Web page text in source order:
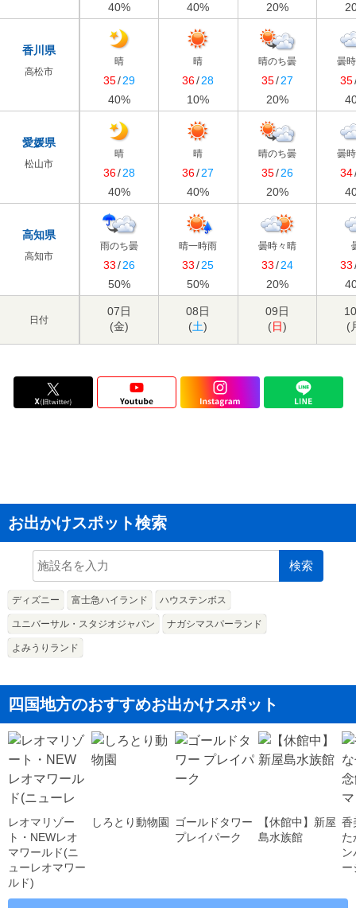
香川県
高松市
愛媛県
松山市
高知県
高知市
日付
40%
晴
35/29
40%
晴
36/28
40%
雨のち曇
33/26
50%
07日
(金)
40%
晴
36/28
10%
晴
36/27
40%
晴一時雨
33 /25
50%
08日
(土)
20%
晴のち曇
35/27
20%
晴のち曇
35/26
20%
曇時々晴
33/24
20%
09日
(日)
曇
35
曇
34
33
(
お出かけスポット検索
検索
ディズニー 富士急ハイランド ハウステンボス
ユニバーサル・スタジオジャパン ナガシマスパーランド
よみうりランド
四国地方のおすすめお出かけスポット
レオマリゾー
ト・NEWレオ
マワールド(ニ
ューレオマワー
ルド)
しろとり動物園
ゴールドタワー
プレイパーク
【休館中】新屋
島水族館
香
た
ー